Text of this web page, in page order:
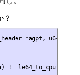
？
*agpt, u64
!= le64_to_cpu(agpt-